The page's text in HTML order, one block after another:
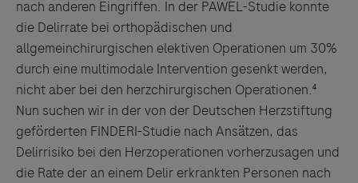
nach anderen Eingriffen. In der PAWEL-Studie konnte
die Delirrate bei orthopädischen und
allgemeinchirurgischen elektiven Operationen um 30%
durch eine multimodale Intervention gesenkt werden,
nicht aber bei den herzchirurgischen Operationen.⁴
Nun suchen wir in der von der Deutschen Herzstiftung
geförderten FINDERI-Studie nach Ansätzen, das
Delirrisiko bei den Herzoperationen vorherzusagen und
die Rate der an einem Delir erkrankten Personen nach